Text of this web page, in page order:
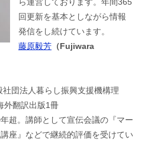
ら運営しております。年間365
回更新を基本としながら情報
発信をし続けています。
藤原毅芳 （Fujiwara
団法人暮らし振興支援機構理
外翻訳出版1冊
超。講師として宣伝会議の『マー
座』などで継続的評価を受けてい